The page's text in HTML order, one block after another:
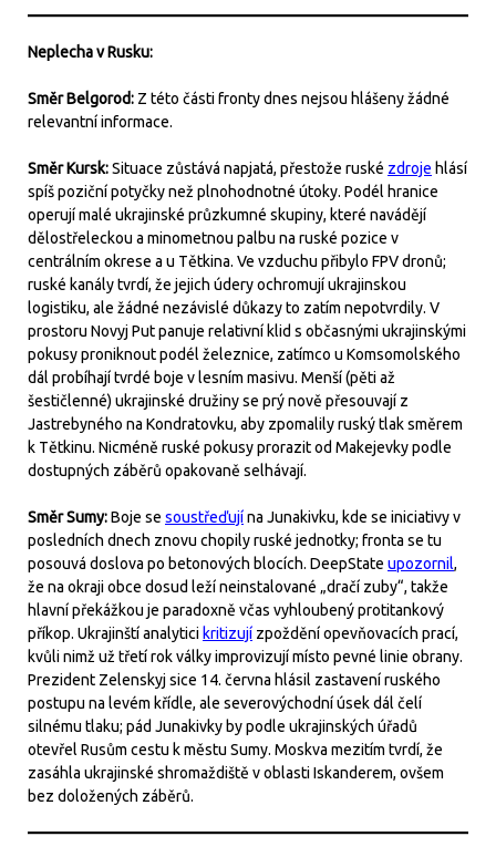
Neplecha v Rusku:
Směr Belgorod: Z této části fronty dnes nejsou hlášeny žádné
relevantní informace.
Směr Kursk:Situace zůstává napjatá, přestože ruské zdroje hlásí
spíš poziční potyčky než plnohodnotné útoky. Podél hranice
operují malé ukrajinské průzkumné skupiny, které navádějí
dělostřeleckou a minometnou palbu na ruské pozice v
centrálním okrese a u Tětkina. Ve vzduchu přibylo FPV dronů;
ruské kanály tvrdí, že jejich údery ochromují ukrajinskou
logistiku, ale žádné nezávislé důkazy to zatím nepotvrdily. V
prostoru Novyj Put panuje relativní klid s občasnými ukrajinskými
pokusy proniknout podél železnice, zatímco u Komsomolského
dál probíhají tvrdé boje v lesním masivu. Menší (pěti až
šestičlenné) ukrajinské družiny se prý nově přesouvají z
Jastrebyného na Kondratovku, aby zpomalily ruský tlak směrem
k Tětkinu. Nicméně ruské pokusy prorazit od Makejevky podle
dostupných záběrů opakovaně selhávají.
Směr Sumy:Boje se soustřeďujína Junakivku, kde se iniciativy v
posledních dnech znovu chopily ruské jednotky; fronta se tu
posouvá doslova po betonových blocích. DeepState upozornil,
že na okraji obce dosud leží neinstalované „dračí zuby“, takže
hlavní překážkou je paradoxně včas vyhloubený protitankový
příkop. Ukrajinští analytici kritizují zpoždění opevňovacích prací,
kvůli nimž už třetí rok války improvizují místo pevné linie obrany.
Prezident Zelenskyj sice 14. června hlásil zastavení ruského
postupu na levém křídle, ale severovýchodní úsek dál čelí
silnému tlaku; pád Junakivky by podle ukrajinských úřadů
otevřel Rusům cestu k městu Sumy. Moskva mezitím tvrdí, že
zasáhla ukrajinské shromaždiště v oblasti Iskanderem, ovšem
bez doložených záběrů.